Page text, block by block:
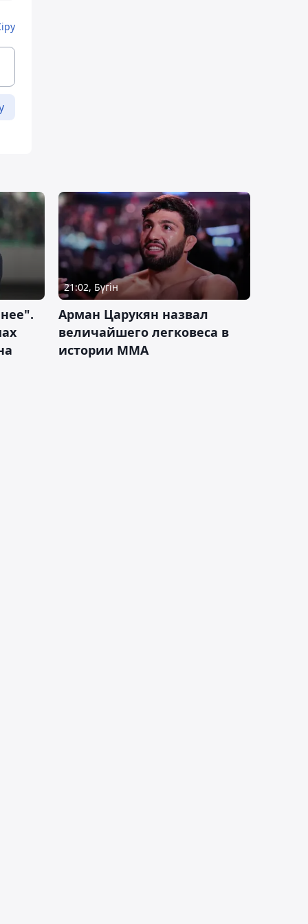
21:02, Бүгін
Арман Царукян назвал
величайшего легковеса в
истории ММА